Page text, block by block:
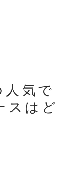
気で
スはど